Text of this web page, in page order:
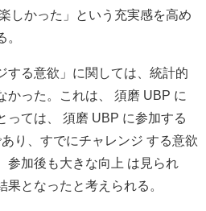
しかった」という充実感を高め
する意欲」に関しては、統計的
かった。これは、 須磨 UBP に
っては、 須磨 UBP に参加する
り、すでにチャレンジ する意欲
参加後も大きな向上 は見られ
となったと考えられる。